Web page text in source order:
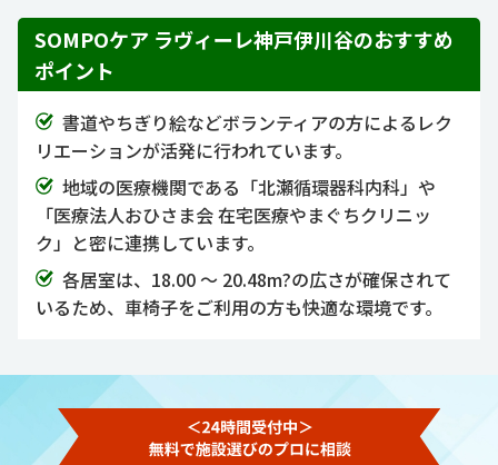
SOMPOケア ラヴィーレ神戸伊川谷のおすすめ
ポイント
書道やちぎり絵などボランティアの方によるレク
リエーションが活発に行われています。
地域の医療機関である「北瀬循環器科内科」や
「医療法人おひさま会 在宅医療やまぐちクリニッ
ク」と密に連携しています。
各居室は、18.00 ～ 20.48m?の広さが確保されて
いるため、車椅子をご利用の方も快適な環境です。